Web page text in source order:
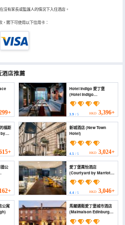
沒有家長或監護人的情況下入住酒店。
，閣下可使用以下信用卡：
酒店推薦
Hotel Indigo 愛丁堡
(Hotel Indigo
EDINBURGH by IHG)
3.9/ 5 HKD 3,396+
福斯
新城酒店 (New Town
Hotel)
4.5/ 5 HKD 3,024+
公
愛丁堡萬怡酒店
(Courtyard by Marriott
Edinburgh)
4.4/ 5 HKD 3,046+
公寓
馬爾邁鬆愛丁堡城市酒店
(Malmaison Edinburgh
City)